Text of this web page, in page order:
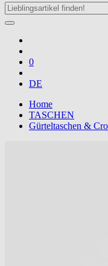
0
DE
Home
TASCHEN
Gürteltaschen &